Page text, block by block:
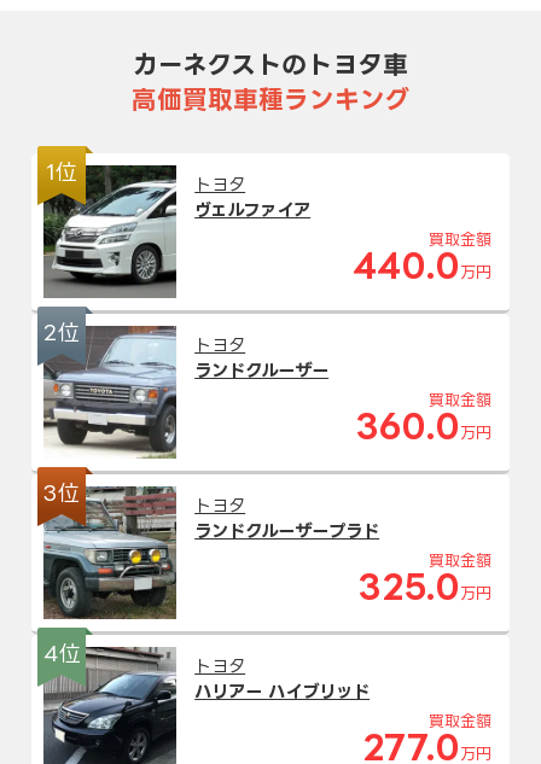
カーネクストのトヨタ車
高価買取車種ランキング
1位
トヨタ
ヴェルファイア
買取金額
440.0 万円
2位
トヨタ
ランドクルーザー
買取金額
360.0 万円
3位
トヨタ
ランドクルーザープラド
買取金額
325.0 万円
4位
トヨタ
ハリアー ハイブリッド
買取金額
277.0 万円